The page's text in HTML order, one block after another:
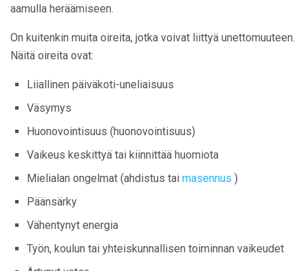
aamulla heräämiseen.
On kuitenkin muita oireita, jotka voivat liittyä unettomuuteen.
Näitä oireita ovat:
Liiallinen päiväkoti-uneliaisuus
Väsymys
Huonovointisuus (huonovointisuus)
Vaikeus keskittyä tai kiinnittää huomiota
Mielialan ongelmat (ahdistus tai masennus )
Päänsärky
Vähentynyt energia
Työn, koulun tai yhteiskunnallisen toiminnan vaikeudet